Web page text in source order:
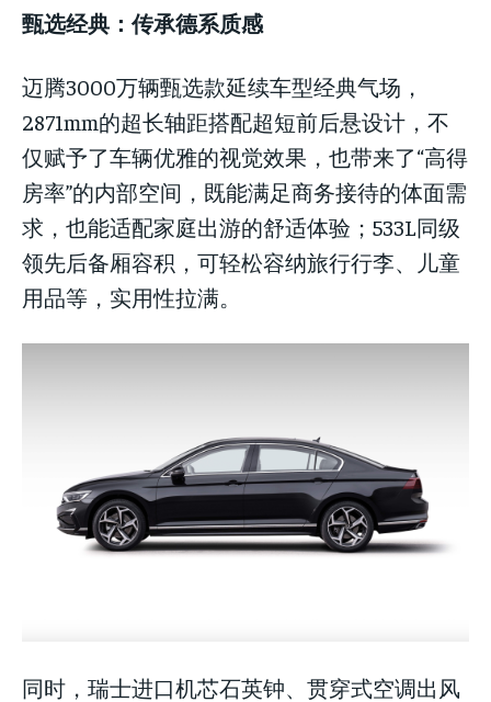
甄选经典：传承德系质感
迈腾3000万辆甄选款延续车型经典气场，
2871mm的超长轴距搭配超短前后悬设计，不
仅赋予了车辆优雅的视觉效果，也带来了“高得
房率”的内部空间，既能满足商务接待的体面需
求，也能适配家庭出游的舒适体验；533L同级
领先后备厢容积，可轻松容纳旅行行李、儿童
用品等，实用性拉满。
同时，瑞士进口机芯石英钟、贯穿式空调出风